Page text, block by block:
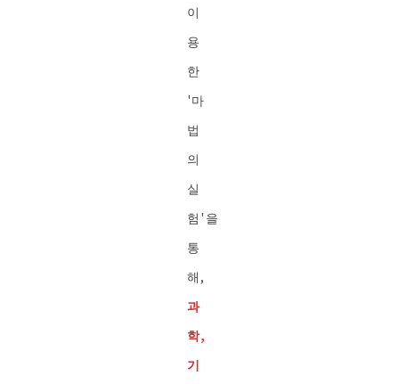
이
용
한
'마
법
의
실
험'을
통
해,
과
학,
기